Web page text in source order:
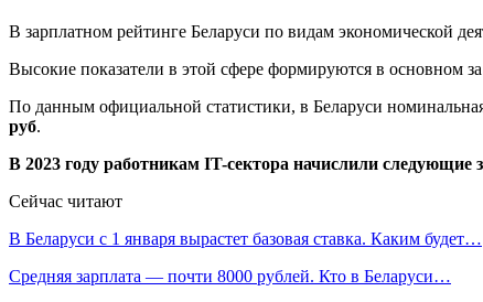
В зарплатном рейтинге Беларуси по видам экономической
Высокие показатели в этой сфере формируются в основном
По данным официальной статистики, в Беларуси
руб.
В 2023 году работникам IT-сектора начислили следующие
Сейчас читают
В Беларуси с 1 января вырастет базовая ставка. Каким будет…
Средняя зарплата — почти 8000 рублей. Кто в Беларуси…